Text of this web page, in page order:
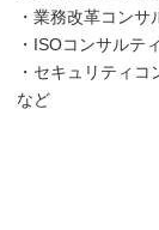
・業務改革コン
・ISOコンサル
・セキュリティ
など